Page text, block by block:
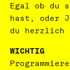
Egal ob du
hast, oder
du herzlich
WICHTIG